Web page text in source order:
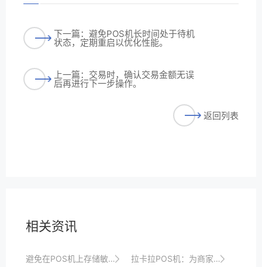
下一篇：避免POS机长时间处于待机
状态，定期重启以优化性能。
上一篇：交易时，确认交易金额无误
后再进行下一步操作。
返回列表
相关资讯
避免在POS机上存储敏感信息，如密码或客户数据。 拉卡拉POS机：为商家提供全方位的支付解决方案